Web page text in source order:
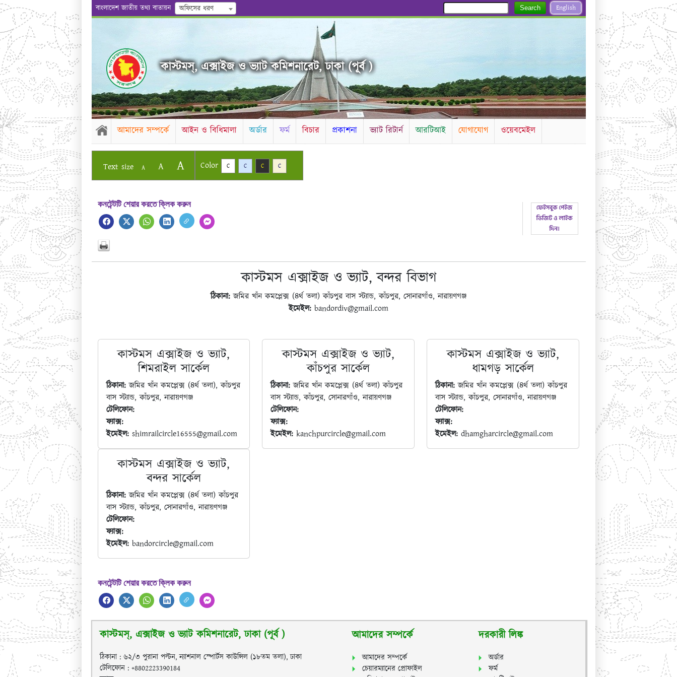
বাংলাদেশ জাতীয় তথ্য বাতায়ন অফিসের ধরণ English
Search
কাস্টমস্, এক্সাইজ ও ভ্যাট কমিশনারেট, ঢাকা (পূর্ব )
আমাদের সম্পর্কে আইন ও বিধিমালা অর্ডার ফর্ম বিচার প্রকাশনা ভ্যাট রিটার্ন আরটিআই যোগাযোগ ওয়েবমেইল
Text size A A A Color C C C C
কনটেন্টটি শেয়ার করতে ক্লিক করুন
কাস্টমস এক্সাইজ ও ভ্যাট, বন্দর বিভাগ
ঠিকানা: জমির খাঁন কমপ্লেক্স (৪র্থ তলা) কাঁচপুর বাস স্ট্যান্ড, কাঁচপুর, সোনারগাঁও, নারায়ণগঞ্জ
ইমেইল: bandordiv@gmail.com
কাস্টমস এক্সাইজ ও ভ্যাট,
শিমরাইল সার্কেল
ঠিকানা:জমির খাঁন কমপ্লেক্স (৪র্থ তলা), কাঁচপুর
বাস স্ট্যান্ড, কাঁচপুর, নারায়ণগঞ্জ
টেলিফোন:
ফ্যাক্স:
ইমেইল:shimrailcircle16555@gmail.com
কাস্টমস এক্সাইজ ও ভ্যাট,
কাঁচপুর সার্কেল
ঠিকানা: জমির খাঁন কমপ্লেক্স (৪র্থ তলা) কাঁচপুর
বাস স্ট্যান্ড, কাঁচপুর, সোনারগাঁও, নারায়ণগঞ্জ
টেলিফোন:
ফ্যাক্স:
ইমেইল: kanchpurcircle@gmail.com
কাস্টমস এক্সাইজ ও ভ্যাট,
ধামগড় সার্কেল
ঠিকানা: জমির খাঁন কমপ্লেক্স (৪র্থ তলা) কাঁচপুর
বাস স্ট্যান্ড, কাঁচপুর, সোনারগাঁও, নারায়ণগঞ্জ
টেলিফোন:
ফ্যাক্স:
ইমেইল: dhamgharcircle@gmail.com
কাস্টমস এক্সাইজ ও ভ্যাট,
বন্দর সার্কেল
ঠিকানা:জমির খাঁন কমপ্লেক্স (৪র্থ তলা) কাঁচপুর
বাস স্ট্যান্ড, কাঁচপুর, সোনারগাঁও, নারায়ণগঞ্জ
টেলিফোন:
ফ্যাক্স:
ইমেইল:bandorcircle@gmail.com
কনটেন্টটি শেয়ার করতে ক্লিক করুন
কাস্টমস্, এক্সাইজ ও ভ্যাট কমিশনারেট, ঢাকা (পূর্ব )
ঠিকানা : ৬২/৩ পুরানা পল্টন, ন্যাশনাল স্পোর্টস কাউন্সিল (১৮তম তলা), ঢাকা
টেলিফোন : +8802223390184
আমাদের সম্পর্কে
আমাদের সম্পর্কে
চেয়ারম্যানের প্রোফাইল
দরকারী লিঙ্ক
অর্ডার
ফর্ম